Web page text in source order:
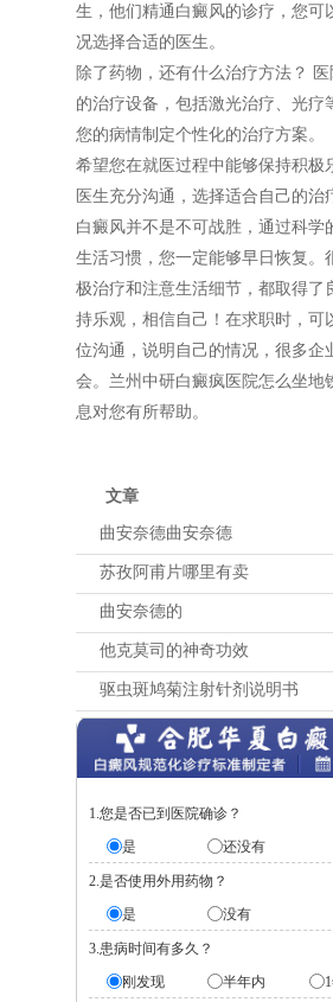
生，他们精通白癜风的诊疗，您可
况选择合适的医生。
除了药物，还有什么治疗方法？
的治疗设备，包括激光治疗、光疗
您的病情制定个性化的治疗方案。
希望您在就医过程中能够保持积极
医生充分沟通，选择适合自己的治
白癜风并不是不可战胜，通过科学
生活习惯，您一定能够早日恢复。
极治疗和注意生活细节，都取得了
持乐观，相信自己！在求职时，可
位沟通，说明自己的情况，很多企
会。兰州中研白癜疯医院怎么坐地
息对您有所帮助。
文章
曲安奈德曲安奈德
苏孜阿甫片哪里有卖
曲安奈德的
他克莫司的神奇功效
驱虫斑鸠菊注射针剂说明书
1.您是否已到医院确诊？
是
还没有
2.是否使用外用药物？
是
没有
3.患病时间有多久？
刚发现
半年内